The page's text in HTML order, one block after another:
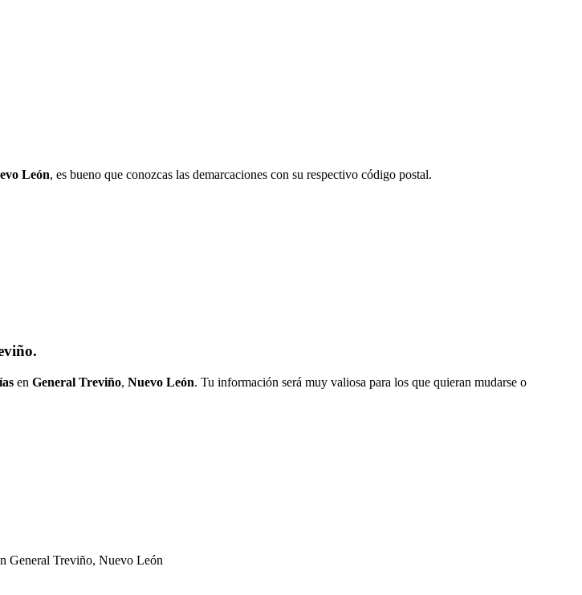
León, es bueno que conozcas las demarcaciones con su respectivo código postal.
en General Treviño, Nuevo León. Tu información será muy valiosa para los que quieran mudarse o
General Treviño, Nuevo León